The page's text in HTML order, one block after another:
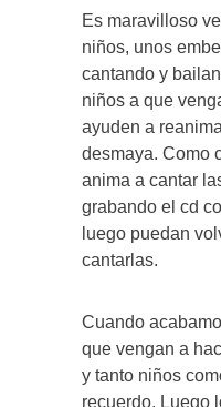
Es maravilloso
niños, unos
cantando y
niños a que
ayuden a
desmaya. Como
anima a cantar
grabando el cd
luego puedan
cantarlas.
Cuando
que vengan a
y tanto niños
recuerdo. Luego